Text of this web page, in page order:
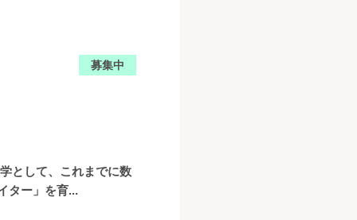
募集中
として、これまでに数
ター」を育...